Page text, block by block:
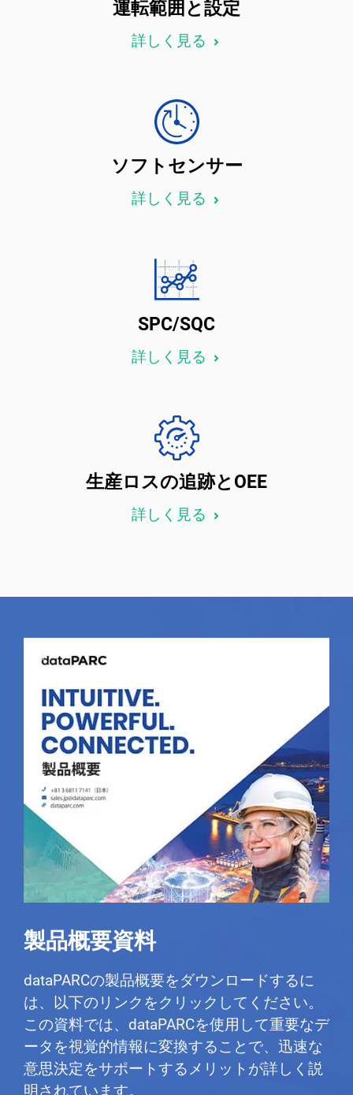
運転範囲と設定
詳しく見る
ソフトセンサー
詳しく見る
SPC/SQC
詳しく見る
生産ロスの追跡とOEE
詳しく見る
製品概要資料
dataPARCの製品概要をダウンロードするに
は、以下のリンクをクリックしてください。
この資料では、dataPARCを使用して重要なデ
ータを視覚的情報に変換することで、迅速な
意思決定をサポートするメリットが詳しく説
明されています。